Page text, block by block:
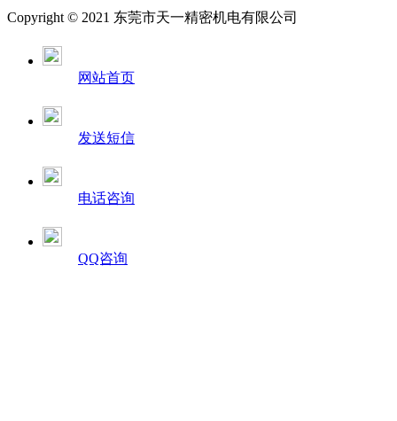
Copyright © 2021 东莞市天一精密机电有限公司
网站首页
发送短信
电话咨询
QQ咨询